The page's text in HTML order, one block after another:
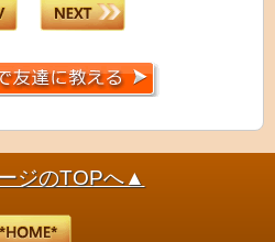
ジのTOPへ▲